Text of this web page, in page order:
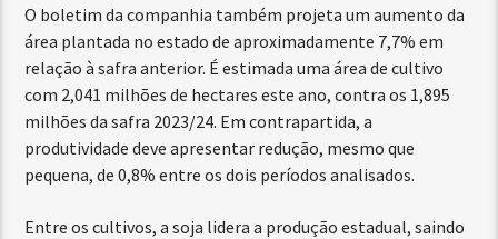
O boletim da companhia também projeta um aumento da
área plantada no estado de aproximadamente 7,7% em
relação à safra anterior. É estimada uma área de cultivo
com 2,041 milhões de hectares este ano, contra os 1,895
milhões da safra 2023/24. Em contrapartida, a
produtividade deve apresentar redução, mesmo que
pequena, de 0,8% entre os dois períodos analisados.
Entre os cultivos, a soja lidera a produção estadual, saindo